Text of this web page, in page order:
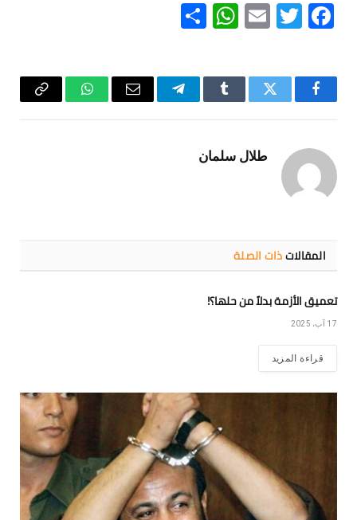
Facebook
Twitter
Email
WhatsApp
فيسبوكتويتر Tumblr تيلقرام البريد
واتسابCopy
طلال سلمان
المقالاتذات الصلة
تعميق الأزمة بدلاً من حلها؟!
17 آب، 2025
قراءة المزيد